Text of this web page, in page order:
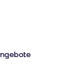
praktische und